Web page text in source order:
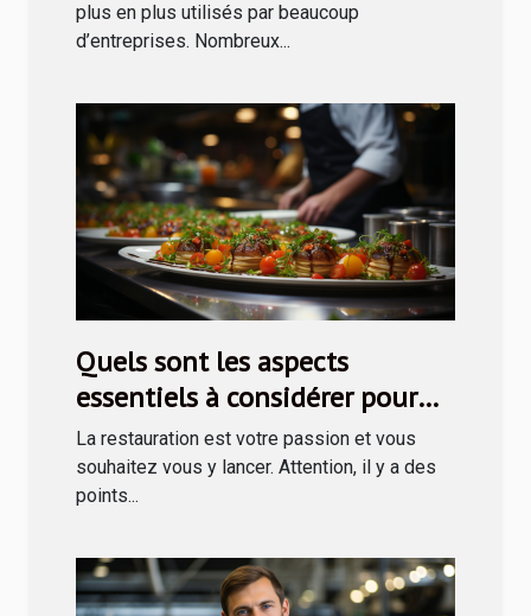
plus en plus utilisés par beaucoup
d’entreprises. Nombreux...
Quels sont les aspects
essentiels à considérer pour
entreprendre en restauration ?
La restauration est votre passion et vous
souhaitez vous y lancer. Attention, il y a des
points...